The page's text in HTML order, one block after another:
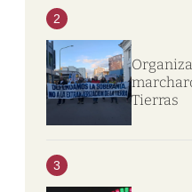
2
Tierras
3